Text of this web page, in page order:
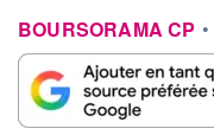
information fournie par
BOURSORAMA CP •